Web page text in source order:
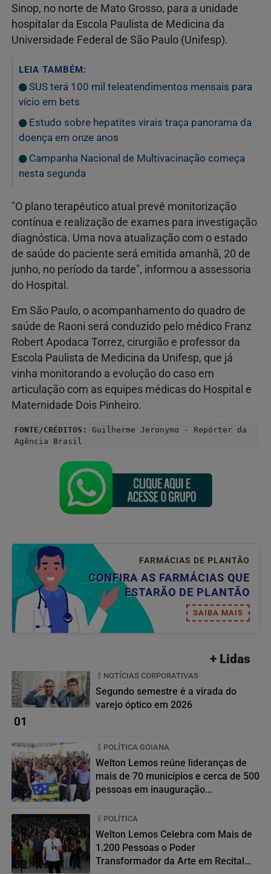
Sinop, no norte de Mato Grosso, para a unidade
hospitalar da Escola Paulista de Medicina da
Universidade Federal de São Paulo (Unifesp).
LEIA TAMBÉM:
SUS terá 100 mil teleatendimentos mensais para
vício em bets
Estudo sobre hepatites virais traça panorama da
doença em onze anos
Campanha Nacional de Multivacinação começa
nesta segunda
"O plano terapêutico atual prevê monitorização
contínua e realização de exames para investigação
diagnóstica. Uma nova atualização com o estado
de saúde do paciente será emitida amanhã, 20 de
junho, no período da tarde", informou a assessoria
do Hospital.
Em São Paulo, o acompanhamento do quadro de
saúde de Raoni será conduzido pelo médico Franz
Robert Apodaca Torrez, cirurgião e professor da
Escola Paulista de Medicina da Unifesp, que já
vinha monitorando a evolução do caso em
articulação com as equipes médicas do Hospital e
Maternidade Dois Pinheiro.
FONTE/CRÉDITOS:
Guilherme Jeronymo - Repórter da
Agência Brasil
FARMÁCIAS DE PLANTÃO
CONFIRA AS FARMÁCIAS QUE
ESTARÃO DE PLANTÃO
SAIBA MAIS
+ Lidas
01
NOTÍCIAS CORPORATIVAS
Segundo semestre é a virada do
varejo óptico em 2026
02
POLÍTICA GOIANA
Welton Lemos reúne lideranças de
mais de 70 municípios e cerca de 500
pessoas em inauguração...
03
POLÍTICA
Welton Lemos Celebra com Mais de
1.200 Pessoas o Poder
Transformador da Arte em Recital